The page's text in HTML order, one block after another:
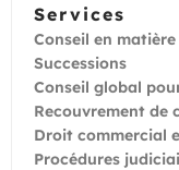
Services
Conseil en
Successions
Conseil global
Recouvrement de
Droit commercial
Procédures